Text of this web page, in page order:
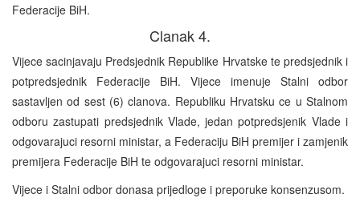
Federacije BiH.
Clanak 4.
Vijece sacinjavaju Predsjednik Republike Hrvatske te predsjednik i
potpredsjednik Federacije BiH. Vijece imenuje Stalni odbor
sastavljen od sest (6) clanova. Republiku Hrvatsku ce u Stalnom
odboru zastupati predsjednik Vlade, jedan potpredsjenik Vlade i
odgovarajuci resorni ministar, a Federaciju BiH premijer i zamjenik
premijera Federacije BiH te odgovarajuci resorni ministar.
Vijece i Stalni odbor donasa prijedloge i preporuke konsenzusom.